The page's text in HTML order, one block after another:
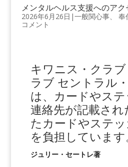
メンタルヘルス支援へのア
2026年6月26日 |一般関心事、 奉
コメント
キワニス・クラブ
ラブ セントラル
は、カードやス
連絡先が記載され
たカードやステ
を負担しています
ジュリー・セートレ著